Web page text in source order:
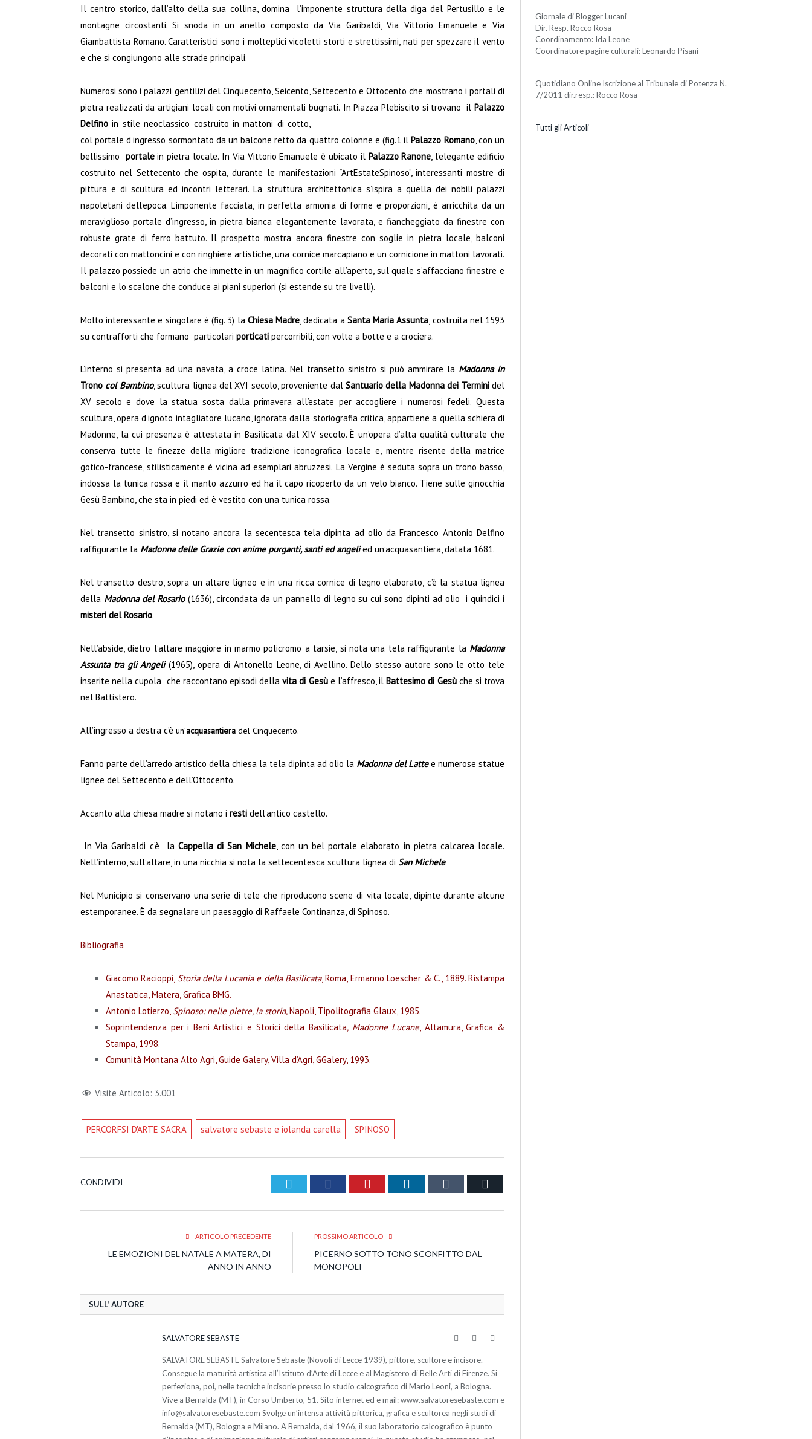
Il centro storico, dall’alto della sua collina, domina l’imponente struttura della diga del Pertusillo e le
montagne circostanti. Si snoda in un anello composto da Via Garibaldi, Via Vittorio Emanuele e Via
Giambattista Romano. Caratteristici sono i molteplici vicoletti storti e strettissimi, nati per spezzare il vento
e che si congiungono alle strade principali.
Numerosi sono i palazzi gentilizi del Cinquecento, Seicento, Settecento e Ottocento che mostrano i portali di
pietra realizzati da artigiani locali con motivi ornamentali bugnati. In Piazza Plebiscito si trovano il Palazzo
Delfino in stile neoclassico costruito in mattoni di cotto,
col portale d’ingresso sormontato da un balcone retto da quattro colonne e (fig.1 ilPalazzo Romano, con un
bellissimo portalein pietra locale. In Via Vittorio Emanuele è ubicato il Palazzo Ranone , l’elegante edificio
costruito nel Settecento che ospita, durante le manifestazioni “ArtEstateSpinoso”, interessanti mostre di
pittura e di scultura ed incontri letterari.La struttura architettonica s’ispira a quella dei nobili palazzi
napoletani dell’epoca. L’imponente facciata, in perfetta armonia di forme e proporzioni, è arricchita da un
meraviglioso portale d’ingresso, in pietra bianca elegantemente lavorata, e fiancheggiato da finestre con
robuste grate di ferro battuto. Il prospetto mostra ancora finestre con soglie in pietra locale, balconi
decorati con mattoncini e con ringhiere artistiche, una cornice marcapiano e un cornicione in mattoni lavorati.
Il palazzo possiede un atrio che immette in un magnifico cortile all’aperto, sul quale s’affacciano finestre e
balconi e lo scalone che conduce ai piani superiori (si estende su tre livelli).
Molto interessante e singolare è (fig. 3) la Chiesa Madre , dedicata a Santa Maria Assunta , costruita nel 1593
su contrafforti che formano particolari porticati percorribili, con volte a botte e a crociera.
L’interno si presenta ad una navata, a croce latina. Nel transetto sinistro si può ammirare la Madonna in
Trono col Bambino, scultura lignea del XVI secolo, proveniente dalSantuario della Madonna dei Terminidel
XV secolo e dove la statua sosta dalla primavera all’estate per accogliere i numerosi fedeli. Questa
scultura, opera d’ignoto intagliatore lucano, ignorata dalla storiografia critica, appartiene a quella schiera di
Madonne, la cui presenza è attestata in Basilicata dal XIV secolo. È un’opera d’alta qualità culturale che
conserva tutte le finezze della migliore tradizione iconografica locale e, mentre risente della matrice
gotico-francese, stilisticamente è vicina ad esemplari abruzzesi. La Vergine è seduta sopra un trono basso,
indossa la tunica rossa e il manto azzurro ed ha il capo ricoperto da un velo bianco. Tiene sulle ginocchia
Gesù Bambino, che sta in piedi ed è vestito con una tunica rossa.
Nel transetto sinistro, si notano ancora la secentesca tela dipinta ad olio da Francesco Antonio Delfino
raffigurante la Madonna delle Grazie con anime purganti, santi ed angelied un’acquasantiera, datata 1681.
Nel transetto destro, sopra un altare ligneo e in una ricca cornice di legno elaborato, c’è la statua lignea
della Madonna del Rosario(1636), circondata da un pannello di legno su cui sono dipinti ad olio i quindici i
misteri del Rosario.
Nell’abside, dietro l’altare maggiore in marmo policromo a tarsie, si nota una tela raffigurante la Madonna
Assunta tra gli Angeli(1965), opera di Antonello Leone, di Avellino. Dello stesso autore sono le otto tele
inserite nella cupola che raccontano episodi dellavita di Gesùe l’affresco, ilBattesimo di Gesùche si trova
nel Battistero.
All’ingresso a destra c’è un’acquasantiera del Cinquecento.
Fanno parte dell’arredo artistico della chiesa la tela dipinta ad olio la Madonna del Lattee numerose statue
lignee del Settecento e dell’Ottocento.
Accanto alla chiesa madre si notano i resti dell’antico castello.
In Via Garibaldi c’è laCappella di San Michele, con un bel portale elaborato in pietra calcarea locale.
Nell’interno, sull’altare, in una nicchia si nota la settecentesca scultura lignea di San Michele.
Nel Municipio si conservano una serie di tele che riproducono scene di vita locale, dipinte durante alcune
estemporanee. È da segnalare un paesaggio di Raffaele Continanza, di Spinoso.
Bibliografia
Giacomo Racioppi, Storia della Lucania e della Basilicata, Roma, Ermanno Loescher & C., 1889. Ristampa
Anastatica, Matera, Grafica BMG.
Antonio Lotierzo, Spinoso: nelle pietre, la storia,Napoli, Tipolitografia Glaux, 1985.
Soprintendenza per i Beni Artistici e Storici della Basilicata, Madonne Lucane, Altamura, Grafica &
Stampa, 1998.
Comunità Montana Alto Agri, Guide Galery, Villa d’Agri, GGalery, 1993.
Visite Articolo: 3.001
PERCORFSI D'ARTE SACRA salvatore sebaste e iolanda carella SPINOSO
CONDIVIDI Twitter Facebook Pinterest LinkedIn Tumblr
ARTICOLO PRECEDENTE
LE EMOZIONI DEL NATALE A MATERA, DI
ANNO IN ANNO
PROSSIMO ARTICOLO
PICERNO SOTTO TONO SCONFITTO DAL
MONOPOLI
SULL' AUTORE
SALVATORE SEBASTE WebsiteFacebook
SALVATORE SEBASTE Salvatore Sebaste (Novoli di Lecce 1939), pittore, scultore e incisore.
Consegue la maturità artistica all’Istituto d’Arte di Lecce e al Magistero di Belle Arti di Firenze. Si
perfeziona, poi, nelle tecniche incisorie presso lo studio calcografico di Mario Leoni, a Bologna.
Vive a Bernalda (MT), in Corso Umberto, 51. Sito internet ed e mail: www.salvatoresebaste.com e
info@salvatoresebaste.com Svolge un’intensa attività pittorica, grafica e scultorea negli studi di
Bernalda (MT), Bologna e Milano. A Bernalda, dal 1966, il suo laboratorio calcografico è punto
Giornale di Blogger Lucani
Dir. Resp. Rocco Rosa
Coordinamento: Ida Leone
Coordinatore pagine culturali: Leonardo Pisani
Quotidiano Online Iscrizione al Tribunale di Potenza N.
7/2011 dir.resp.: Rocco Rosa
Tutti gli Articoli